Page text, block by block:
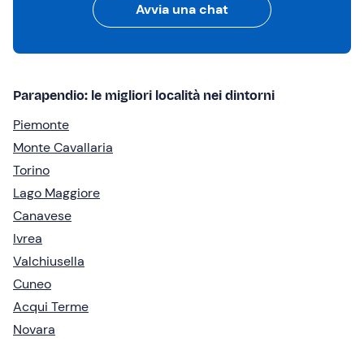
Avvia una chat
Parapendio: le migliori località nei dintorni
Piemonte
Monte Cavallaria
Torino
Lago Maggiore
Canavese
Ivrea
Valchiusella
Cuneo
Acqui Terme
Novara